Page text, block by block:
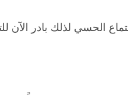
الحسي لذلك بادر الآن